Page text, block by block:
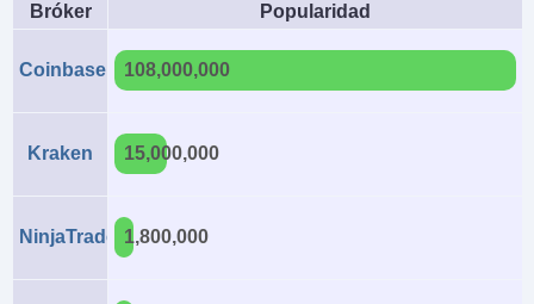
Bróker Popularidad
Coinbase 108,000,000
Kraken 15,000,000
NinjaTrader 1,800,000